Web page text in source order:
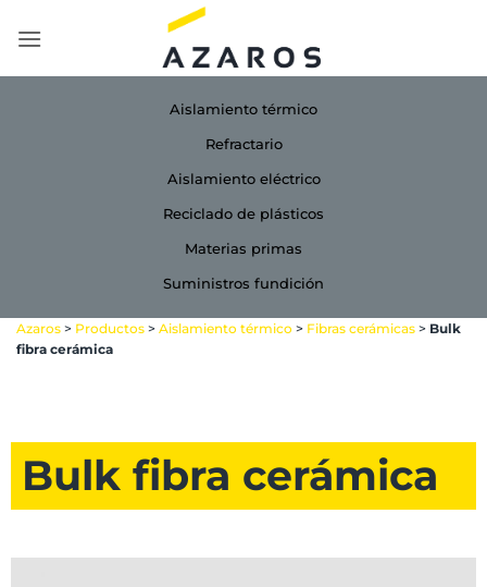
Aislamiento térmico
Refractario
Aislamiento eléctrico
Reciclado de plásticos
Materias primas
Suministros fundición
Azaros > Productos > Aislamiento térmico > Fibras cerámicas > Bulk
fibra cerámica
Bulk fibra cerámica